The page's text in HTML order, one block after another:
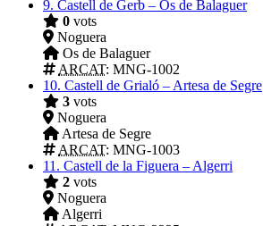
9. Castell de Gerb – Os de Balaguer
0 vots
Noguera
Os de Balaguer
ARCAT: MNG-1002
10. Castell de Grialó – Artesa de Segre
3 vots
Noguera
Artesa de Segre
ARCAT: MNG-1003
11. Castell de la Figuera – Algerri
2 vots
Noguera
Algerri